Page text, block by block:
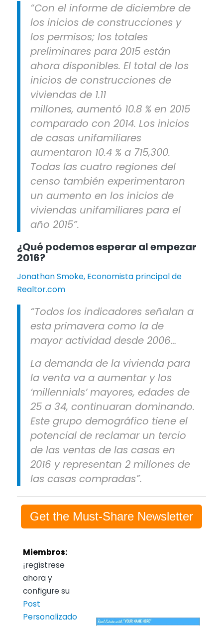
“Con el informe de diciembre de
los inicios de construcciones y
los permisos; los totales
preliminares para 2015 están
ahora disponibles. El total de los
inicios de construcciones de
viviendas de 1.11
millones, aumentó 10.8 % en 2015
comparado con 2014. Los inicios
de casas unifamiliares
aumentaron 10.4 % a 715,300.
Todas las cuatro regiones del
censo también experimentaron
un aumento en los inicios de
viviendas unifamiliares para el
año 2015”.
¿Qué podemos esperar al empezar
2016?
Jonathan Smoke, Economista principal de
Realtor.com
“Todos los indicadores señalan a
esta primavera como la de
mayor actividad desde 2006…
La demanda de la vivienda para
la venta va a aumentar y los
‘millennials’ mayores, edades de
25 a 34, continuaran dominando.
Este grupo demográfico tiene el
potencial de reclamar un tercio
de las ventas de las casas en
2016 y representan 2 millones de
las casas compradas”.
Get the Must-Share Newsletter
Miembros:
¡regístrese
ahora y
configure su
Post
Personalizado